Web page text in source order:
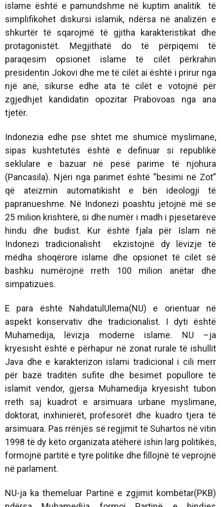
islame është e pamundshme në kuptim analitik të
simplifikohet diskursi islamik, ndërsa në analizën e
shkurtër të sqarojmë të gjitha karakteristikat dhe
protagonistët. Megjithatë do të përpiqemi të
paraqesim opsionet islame të cilët përkrahin
presidentin Jokovi dhe me të cilët ai është i prirur nga
një anë, sikurse edhe ata të cilët e votojnë për
zgjedhjet kandidatin opozitar Prabovoas nga ana
tjetër.
Indonezia edhe pse shtet me shumicë myslimane,
sipas kushtetutës është e definuar si republikë
seklulare e bazuar në pesë parime të njohura
(Pancasila). Njëri nga parimet është ”besimi në Zot”
që ateizmin automatikisht e bën ideologji të
papranueshme. Në Indonezi poashtu jetojnë më se
25 milion krishterë, si dhe numër i madh i pjesëtarëve
hindu dhe budist. Kur është fjala për Islam në
Indonezi tradicionalisht ekzistojnë dy lëvizje të
mëdha shoqërore islame dhe opsionet të cilët së
bashku numërojnë rreth 100 milion anëtar dhe
simpatizues.
E para është NahdatulUlema(NU) e orientuar në
aspekt konservativ dhe tradicionalist. I dyti është
Muhamedija, lëvizja moderne islame. NU –ja
kryesisht është e përhapur në zonat rurale të ishullit
Java dhe e karakterizon islami tradicional i cili merr
për bazë traditën sufite dhe besimet popullore të
islamit vendor, gjersa Muhamedija kryesisht tubon
rreth saj kuadrot e arsimuara urbane myslimane,
doktorat, inxhinierët, profesorët dhe kuadro tjera të
arsimuara. Pas rrënjës së regjimit të Suhartos në vitin
1998 të dy këto organizata atëherë ishin larg politikës,
formojnë partitë e tyre politike dhe fillojnë të veprojnë
në parlament.
NU-ja ka themeluar Partinë e zgjimit kombëtar(PKB)